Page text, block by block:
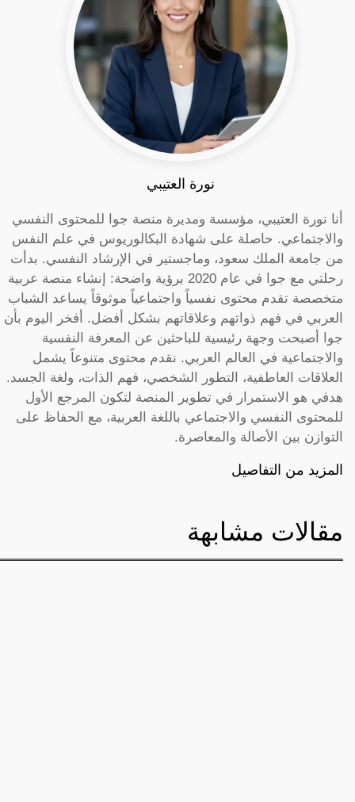
نورة العتيبي
أنا نورة العتيبي، مؤسسة ومديرة منصة جوا للمحتوى النفسي
والاجتماعي. حاصلة على شهادة البكالوريوس في علم النفس
من جامعة الملك سعود، وماجستير في الإرشاد النفسي. بدأت
رحلتي مع جوا في عام 2020 برؤية واضحة: إنشاء منصة عربية
متخصصة تقدم محتوى نفسياً واجتماعياً موثوقاً يساعد الشباب
العربي في فهم ذواتهم وعلاقاتهم بشكل أفضل. أفخر اليوم بأن
جوا أصبحت وجهة رئيسية للباحثين عن المعرفة النفسية
والاجتماعية في العالم العربي. نقدم محتوى متنوعاً يشمل
العلاقات العاطفية، التطور الشخصي، فهم الذات، ولغة الجسد.
هدفي هو الاستمرار في تطوير المنصة لتكون المرجع الأول
للمحتوى النفسي والاجتماعي باللغة العربية، مع الحفاظ على
التوازن بين الأصالة والمعاصرة.
المزيد من التفاصيل
مقالات مشابهة